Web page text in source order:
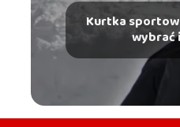
Kurtka
wybrać